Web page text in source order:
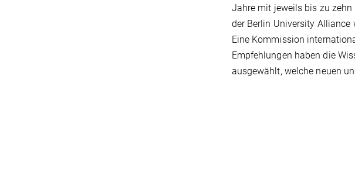
Jahre mit jeweils bis zu
der Berlin University Alliance
Eine Kommission
Empfehlungen haben die
ausgewählt, welche neuen